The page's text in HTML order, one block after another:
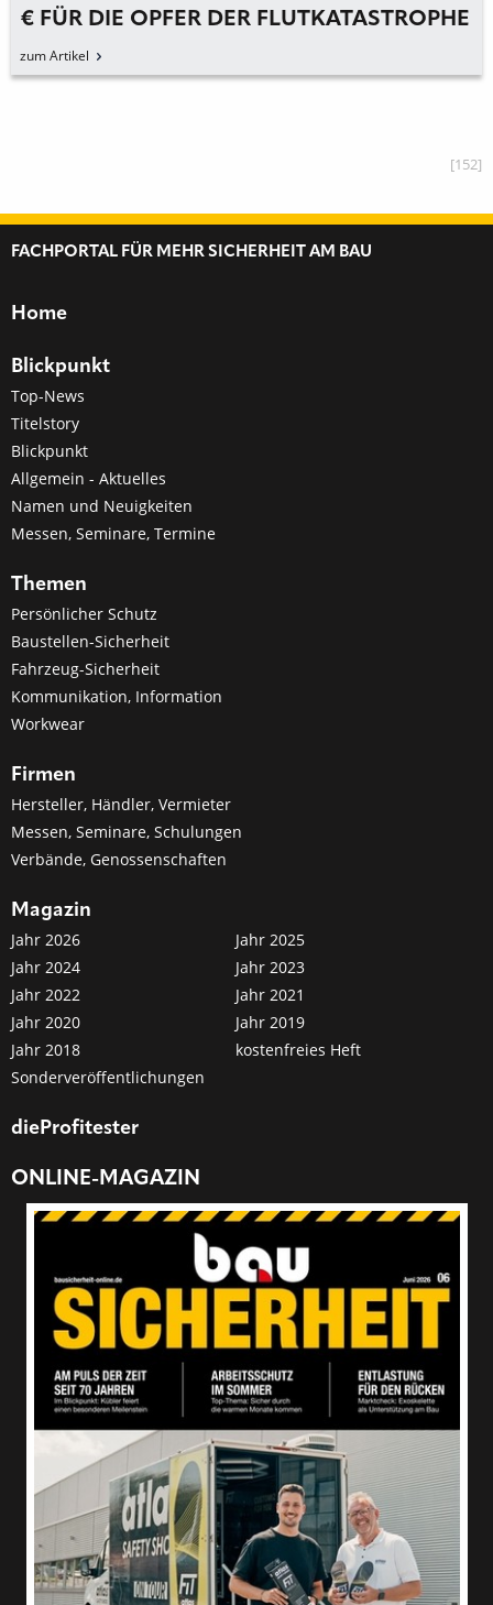
€ FÜR DIE OPFER DER FLUTKATASTROPHE
AN DER AHR
zum Artikel
[152]
FACHPORTAL FÜR MEHR SICHERHEIT AM BAU
Home
Blickpunkt
Top-News
Titelstory
Blickpunkt
Allgemein - Aktuelles
Namen und Neuigkeiten
Messen, Seminare, Termine
Themen
Persönlicher Schutz
Baustellen-Sicherheit
Fahrzeug-Sicherheit
Kommunikation, Information
Workwear
Firmen
Hersteller, Händler, Vermieter
Messen, Seminare, Schulungen
Verbände, Genossenschaften
Magazin
Jahr 2026
Jahr 2025
Jahr 2024
Jahr 2023
Jahr 2022
Jahr 2021
Jahr 2020
Jahr 2019
Jahr 2018
kostenfreies Heft
Sonderveröffentlichungen
dieProfitester
ONLINE-MAGAZIN